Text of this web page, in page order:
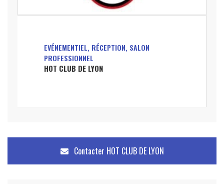
EVÉNEMENTIEL, RÉCEPTION, SALON
PROFESSIONNEL
HOT CLUB DE LYON
Contacter HOT CLUB DE LYON